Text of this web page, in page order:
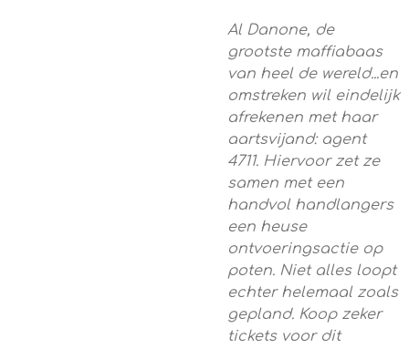
Al Danone, de
grootste maffiabaas
van heel de wereld...en
omstreken wil eindelijk
afrekenen met haar
aartsvijand: agent
4711. Hiervoor zet ze
samen met een
handvol handlangers
een heuse
ontvoeringsactie op
poten. Niet alles loopt
echter helemaal zoals
gepland. Koop zeker
tickets voor dit